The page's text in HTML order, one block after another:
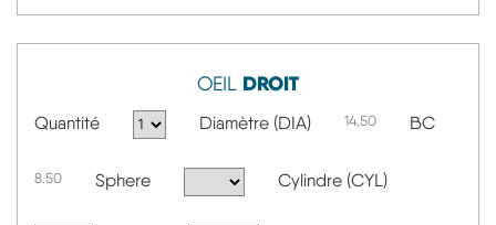
OEIL DROIT
Quantité Diamètre (DIA) 14,50 BC
8.50 Sphere Cylindre (CYL)